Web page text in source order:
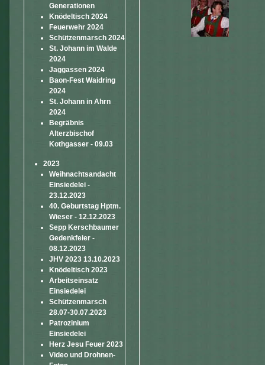
Generationen
Knödeltisch 2024
Feuerwehr 2024
Schützenmarsch 2024
St. Johann im Walde
2024
Jaggassen 2024
Baon-Fest Waidring
2024
St. Johann in Ahrn
2024
Begräbnis
Alterzbischof
Kothgasser - 09.03
2023
Weihnachtsandacht
Einsiedelei -
23.12.2023
40. Geburtstag Hptm.
Wieser - 12.12.2023
Sepp Kerschbaumer
Gedenkfeier -
08.12.2023
JHV 2023 13.10.2023
Knödeltisch 2023
Arbeitseinsatz
Einsiedelei
Schützenmarsch
28.07-30.07.2023
Patrozinium
Einsiedelei
Herz Jesu Feuer 2023
Video und Drohnen-